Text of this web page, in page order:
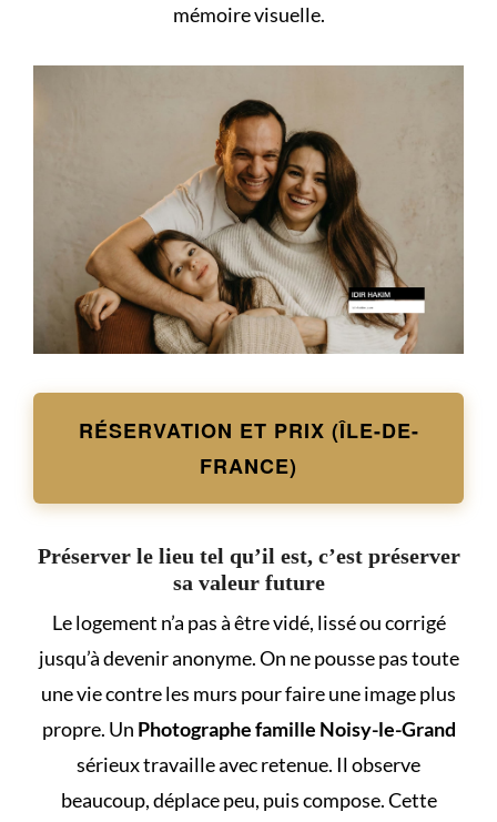
mémoire visuelle.
RÉSERVATION ET PRIX (ÎLE-DE-
FRANCE)
Préserver le lieu tel qu’il est, c’est préserver
sa valeur future
Le logement n’a pas à être vidé, lissé ou corrigé
jusqu’à devenir anonyme. On ne pousse pas toute
une vie contre les murs pour faire une image plus
propre. Un Photographe famille Noisy-le-Grand
sérieux travaille avec retenue. Il observe
beaucoup, déplace peu, puis compose. Cette